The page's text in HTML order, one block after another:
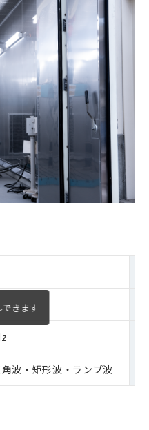
波・矩形波・ランプ波